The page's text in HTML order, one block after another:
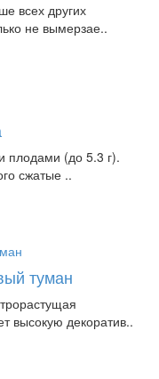
всех других
не вымерзае..
плодами (до 5.3 г).
сжатые ..
туман
высокую декоратив..